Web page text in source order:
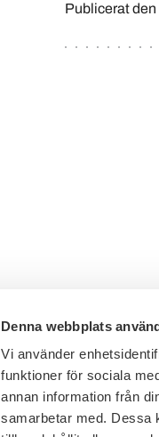
Denna webbplats
Vi använder
funktioner för sociala
annan information från
samarbetar med. Dessa
Publicerat den